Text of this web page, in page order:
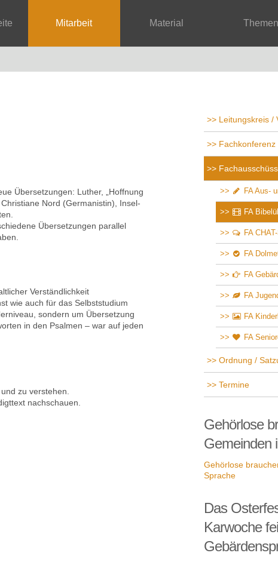
Mitarbeit Material
Übersetzungen: Luther, „Hoffnung
Nord (Germanistin), Insel-
Übersetzungen parallel
Verständlichkeit
wie auch für das Selbststudium
sondern um Übersetzung
in den Psalmen – war auf jeden
zu verstehen.
nachschauen.
Leitungskreis /
Fachkonferenz
FA Aus-
FA
FA
FA
FA
FA
FA
FA
Ordnung /
Termine
Gehörlose
Gemeinden
Gehörlose
Sprache
Das
Karwoche